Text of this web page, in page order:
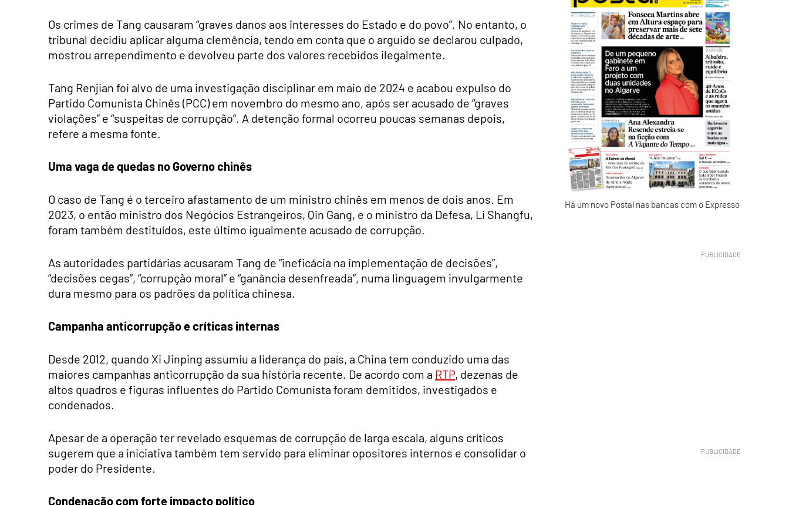
Os crimes de Tang causaram “graves danos aos interesses do Estado e do povo”. No entanto, o
tribunal decidiu aplicar alguma clemência, tendo em conta que o arguido se declarou culpado,
mostrou arrependimento e devolveu parte dos valores recebidos ilegalmente.
Tang Renjian foi alvo de uma investigação disciplinar em maio de 2024 e acabou expulso do
Partido Comunista Chinês (PCC) em novembro do mesmo ano, após ser acusado de “graves
violações” e “suspeitas de corrupção”. A detenção formal ocorreu poucas semanas depois,
refere a mesma fonte.
Uma vaga de quedas no Governo chinês
O caso de Tang é o terceiro afastamento de um ministro chinês em menos de dois anos. Em
2023, o então ministro dos Negócios Estrangeiros, Qin Gang, e o ministro da Defesa, Li Shangfu,
foram também destituídos, este último igualmente acusado de corrupção.
As autoridades partidárias acusaram Tang de “ineficácia na implementação de decisões”,
“decisões cegas”, “corrupção moral” e “ganância desenfreada”, numa linguagem invulgarmente
dura mesmo para os padrões da política chinesa.
Campanha anticorrupção e críticas internas
Desde 2012, quando Xi Jinping assumiu a liderança do país, a China tem conduzido uma das
maiores campanhas anticorrupção da sua história recente. De acordo com a RTP, dezenas de
altos quadros e figuras influentes do Partido Comunista foram demitidos, investigados e
condenados.
Apesar de a operação ter revelado esquemas de corrupção de larga escala, alguns críticos
sugerem que a iniciativa também tem servido para eliminar opositores internos e consolidar o
poder do Presidente.
Condenação com forte impacto político
Há um novo Postal nas bancas com o Expresso